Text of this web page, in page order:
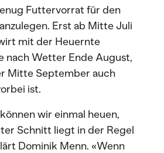
Futtervorrat für den
Erst ab Mitte Juli
mit der Heuernte
nach Wetter Ende August,
Mitte September auch
ist.
wir einmal heuen,
Schnitt liegt in der Regel
Dominik Menn. «Wenn